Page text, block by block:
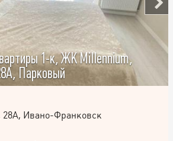
1-к, ЖК Millennium,
Парковый
28А, Ивано-Франковск